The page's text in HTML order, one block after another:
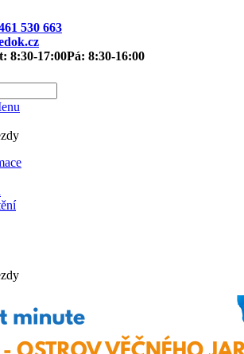
530 663
8:30-17:00Pá: 8:30-16:00